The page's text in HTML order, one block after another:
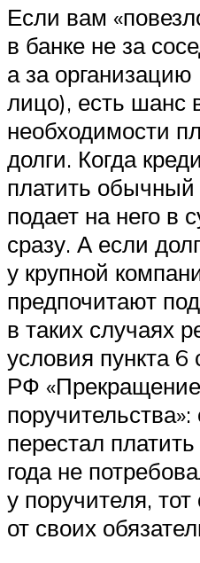
Если вам
в банке не за
а за
лицо), есть шанс
необходимости
долги. Когда
платить обычный
подает на него в
сразу. А если
у крупной
предпочитают
в таких случаях
условия пункта 6
РФ «Прекращение
перестал
года не
у поручителя,
от своих